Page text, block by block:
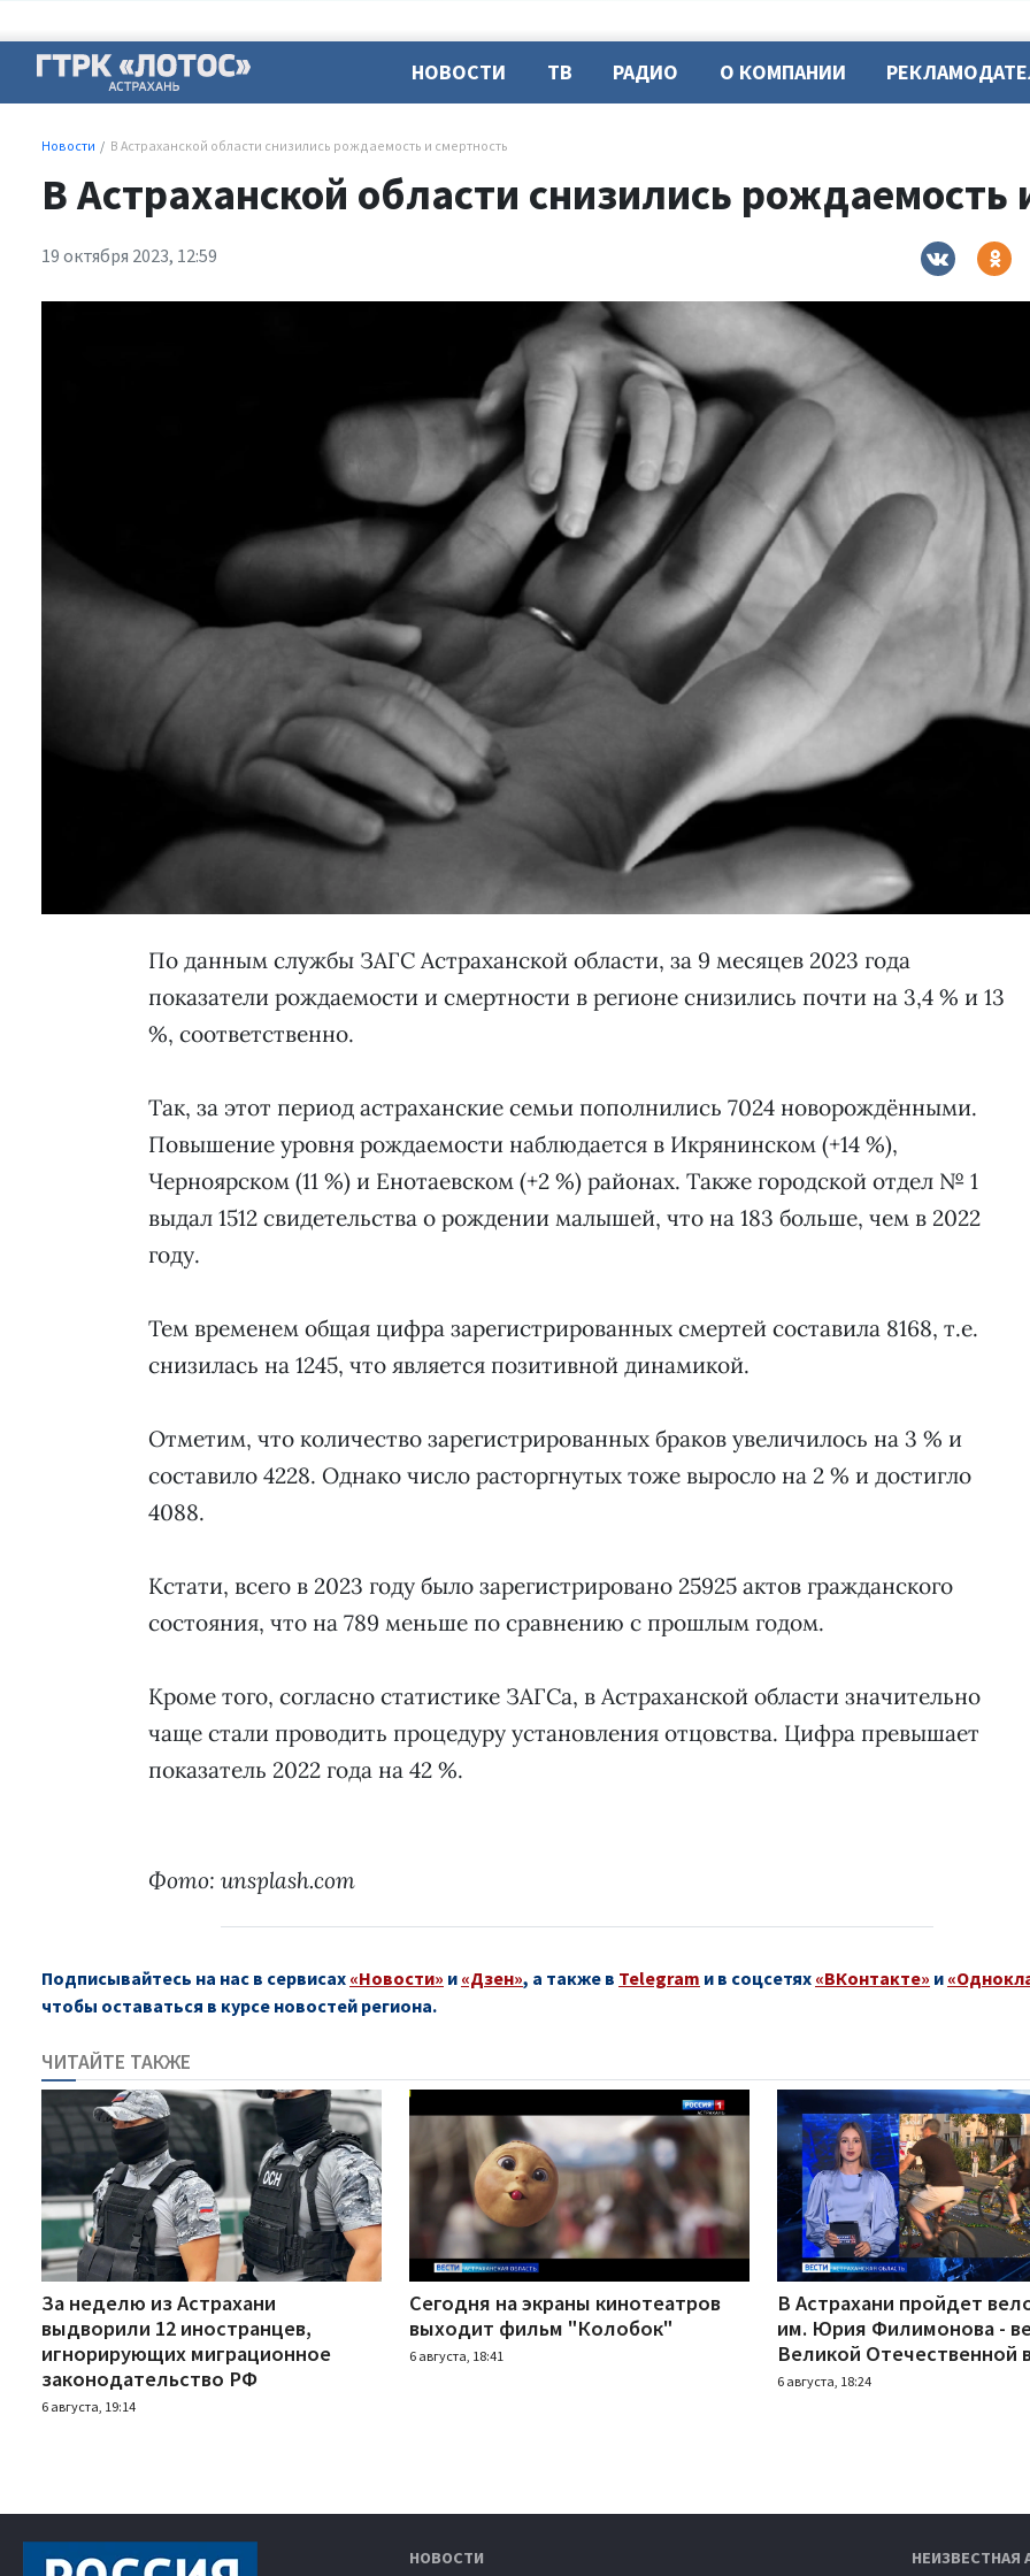
НОВОСТИ ТВ РАДИО О КОМПАНИИ
Новости В Астраханской области снизились рождаемость и смертность
В Астраханской области снизились рождаемость
19 октября 2023, 12:59
По данным службы ЗАГС Астраханской области, за 9 месяцев 2023 года
показатели рождаемости и смертности в регионе снизились почти на 3,4 % и 13
%, соответственно.
Так, за этот период астраханские семьи пополнились 7024 новорождёнными.
Повышение уровня рождаемости наблюдается в Икрянинском (+14 %),
Черноярском (11 %) и Енотаевском (+2 %) районах. Также городской отдел № 1
выдал 1512 свидетельства о рождении малышей, что на 183 больше, чем в 2022
году.
Тем временем общая цифра зарегистрированных смертей составила 8168, т.е.
снизилась на 1245, что является позитивной динамикой.
Отметим, что количество зарегистрированных браков увеличилось на 3 % и
составило 4228. Однако число расторгнутых тоже выросло на 2 % и достигло
4088.
Кстати, всего в 2023 году было зарегистрировано 25925 актов гражданского
состояния, что на 789 меньше по сравнению с прошлым годом.
Кроме того, согласно статистике ЗАГСа, в Астраханской области значительно
чаще стали проводить процедуру установления отцовства. Цифра превышает
показатель 2022 года на 42 %.
Фото: unsplash.com
Подписывайтесь на нас в сервисах «Новости» и «Дзен», а также в Telegram и в соцсетях «ВКонтакте» и
чтобы оставаться в курсе новостей региона.
ЧИТАЙТЕ ТАКЖЕ
За неделю из Астрахани
выдворили 12 иностранцев,
игнорирующих миграционное
законодательство РФ
6 августа, 19:14
Сегодня на экраны кинотеатров
выходит фильм "Колобок"
6 августа, 18:41
В Астрахани пройдет
им. Юрия Филимонова -
Великой Отечественной
6 августа, 18:24
НОВОСТИ НЕИЗВЕСТНАЯ